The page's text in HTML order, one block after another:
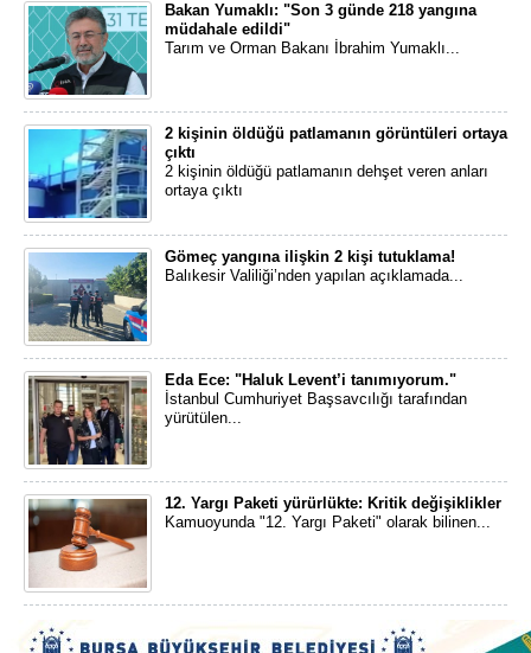
Bakan Yumaklı: "Son 3 günde 218 yangına
müdahale edildi"
Tarım ve Orman Bakanı İbrahim Yumaklı...
2 kişinin öldüğü patlamanın görüntüleri ortaya
çıktı
2 kişinin öldüğü patlamanın dehşet veren anları
ortaya çıktı
Gömeç yangına ilişkin 2 kişi tutuklama!
Balıkesir Valiliği’nden yapılan açıklamada...
Eda Ece: "Haluk Levent’i tanımıyorum."
İstanbul Cumhuriyet Başsavcılığı tarafından
yürütülen...
12. Yargı Paketi yürürlükte: Kritik değişiklikler
Kamuoyunda "12. Yargı Paketi" olarak bilinen...